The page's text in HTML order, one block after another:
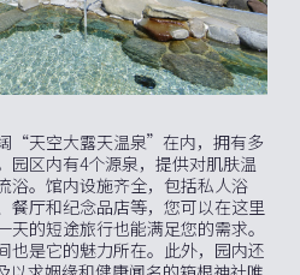
“天空大露天温泉”在内，拥有多
园区内有4个源泉，提供对肌肤温
浴。馆内设施齐全，包括私人浴
餐厅和纪念品店等，您可以在这里
的短途旅行也能满足您的需求。
也是它的魅力所在。此外，园内还